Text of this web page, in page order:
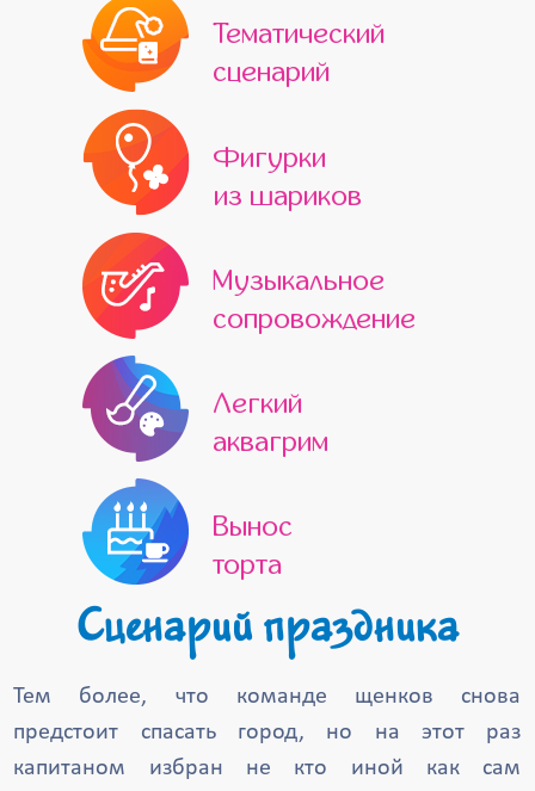
Тематический
сценарий
Фигурки
из шариков
Музыкальное
сопровождение
Легкий
аквагрим
Вынос
торта
Сценарий праздника
Тем более, что команде щенков снова
предстоит спасать город, но на этот раз
капитаном избран не кто иной как сам